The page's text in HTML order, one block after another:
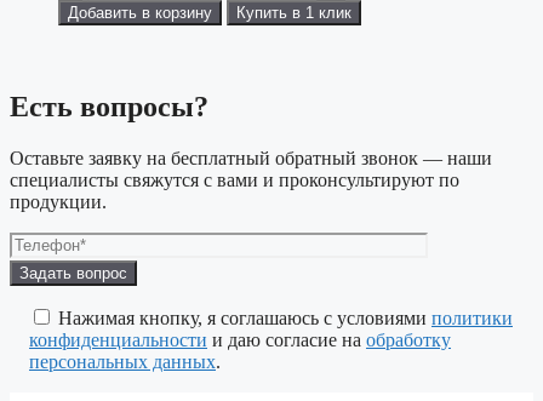
Добавить в корзину
Купить в 1 клик
Есть вопросы?
Оставьте заявку на бесплатный обратный звонок — наши
специалисты свяжутся с вами и проконсультируют по
продукции.
Оставьте
это
поле
пустым.
Нажимая кнопку, я соглашаюсь с условиями политики
конфиденциальности и даю согласие на обработку
персональных данных.